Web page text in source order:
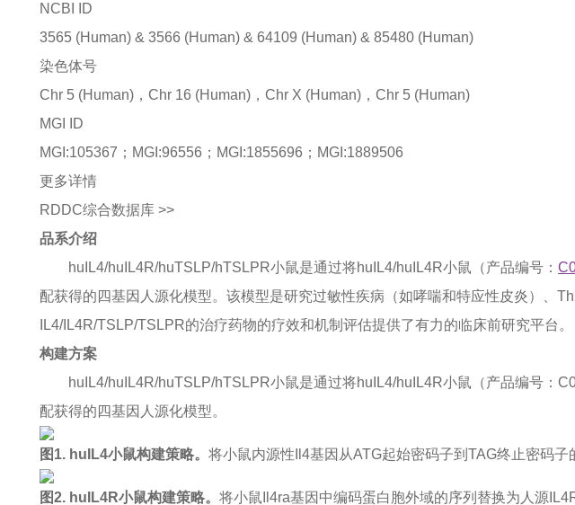
NCBI ID
3565 (Human) & 3566 (Human) & 64109 (Human) & 85480 (Human)
染色体号
Chr 5 (Human)，Chr 16 (Human)，Chr X (Human)，Chr 5 (Human)
MGI ID
MGI:105367 ； MGI:96556 ； MGI:1855696 ； MGI:1889506
更多详情
RDDC综合数据库 >>
品系介绍
huIL4/huIL4R/huTSLP/hTSLPR小鼠是通过将huIL4/huIL4R小鼠（产品编号：
配获得的四基因人源化模型。该模型是研究过敏性疾病（如哮喘和特应性皮炎）、
IL4/IL4R/TSLP/TSLPR的治疗药物的疗效和机制评估提供了有力的临床前研究平台。
构建方案
huIL4/huIL4R/huTSLP/hTSLPR小鼠是通过将huIL4/huIL4R小鼠（产品编号：
配获得的四基因人源化模型。
图1. huIL4小鼠构建策略。 将小鼠内源性Il4基因从ATG起始密码子到TAG终止密码
图2. huIL4R小鼠构建策略。 将小鼠Il4ra基因中编码蛋白胞外域的序列替换为人源